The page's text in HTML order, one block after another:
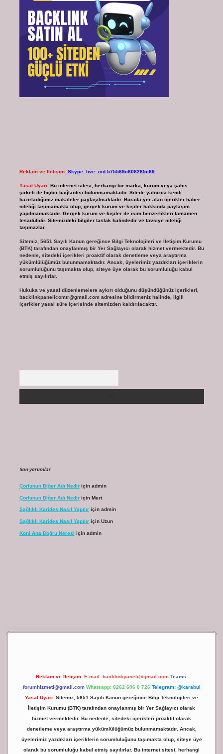
Reklam ve İletişim: Skype: live:.cid.575569c608265c69
Yasal Uyarı: Bu internet sitesi, herhangi bir marka, kurum veya şahıs
şirketi ile hiçbir bağlantısı bulunmamaktadır. Sitede yalnızca kendi
hazırladığımız makaleler paylaşılmaktadır. Burada yer alan içerikler haber
niteliği taşımamakta olup, gerçek kurum ve kişiler hakkında paylaşım
yapılmamaktadır. Gerçek kurum ve kişiler ile isim benzerlikleri tamamen
tesadüfidir. Sitemizdeki bilgiler taslak halindedir ve tavsiye niteliği
taşımazlar.
Sitemiz, 5651 Sayılı Kanun gereğince Bilgi Teknolojileri ve İletişim Kurumu
(BTK) tarafından onaylanmış bir Yer Sağlayıcı olarak hizmet vermektedir. Bu
nedenle, sitedeki içerikleri proaktif olarak denetleme veya araştırma
yükümlülüğümüz bulunmamaktadır. Ancak, üyelerimiz yazdıkları içeriklerin
sorumluluğunu taşımakta olup, siteye üye olarak bu sorumluluğu kabul
etmiş sayılırlar.
Hukuka ve yasal düzenlemelere aykırı olduğunu düşündüğünüz içerikleri,
backlinkpanelicomtr@gmail.comadresine bildirmeniz halinde, ilgili
içerikler yasal süre içerisinde sitemizden kaldırılacaktır.
Son yorumlar
Çorlunun Diğer Adı Nediriçin admin
Çorlunun Diğer Adı Nediriçin Mert
Sağlıklı Karides Nasıl Yapılıriçin admin
Sağlıklı Karides Nasıl Yapılıriçin Uzun
Koni Ana Doğru Neresi için admin
Reklam ve İletişim: E-mail: backlinkpaneli@gmail.com Teams:
forumhizmeti@gmail.com Whatsapp: 0262 606 0 726 Telegram: @karabul
Yasal Uyarı: Sitemiz, 5651 Sayılı Kanun gereğince Bilgi Teknolojileri ve
İletişim Kurumu (BTK) tarafından onaylanmış bir Yer Sağlayıcı olarak
hizmet vermektedir. Bu nedenle, sitedeki içerikleri proaktif olarak
denetleme veya araştırma yükümlülüğümüz bulunmamaktadır. Ancak,
üyelerimiz yazdıkları içeriklerin sorumluluğunu taşımakta olup, siteye üye
olarak bu sorumluluğu kabul etmiş sayılırlar. Bu internet sitesi, herhangi